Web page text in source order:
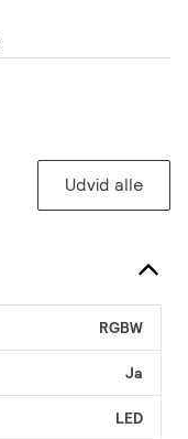
Udvid alle
RGBW
Ja
LED